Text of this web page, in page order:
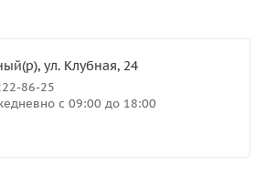
ул. Клубная, 24
86-25
с 09:00 до 18:00